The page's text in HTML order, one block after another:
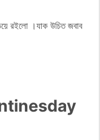
রইলো ।যাক উচিত জবাব